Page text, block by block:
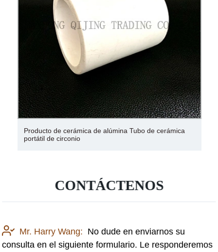
Tubo de cerámica de alúmina Chemshun con
resistencia a altas temperaturas
CONTÁCTENOS
Mr. Harry Wang: No dude en enviarnos su
consulta en el siguiente formulario. Le responderemos